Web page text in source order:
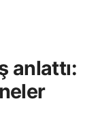
anlattı: